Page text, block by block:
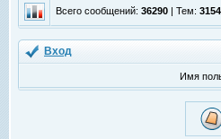
Всего сообщений: 36290 | Тем: 3154
Вход
Имя